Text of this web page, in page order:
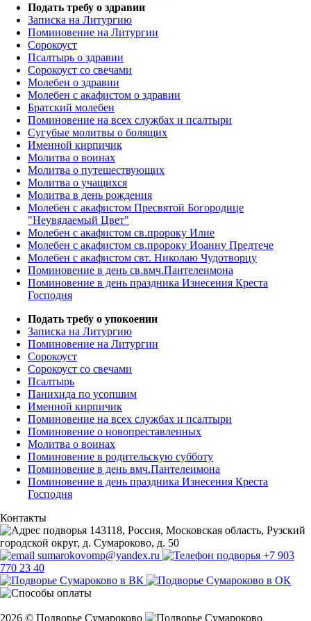
Подать требу о здравии
Записка на Литургию
Поминовение на Литургии
Сорокоуст
Псалтырь о здравии
Сорокоуст со свечами
Молебен о здравии
Молебен с акафистом о здравии
Братский молебен
Поминовение на всех службах и псалтыри
Сугубые молитвы о болящих
Именной кирпичик
Молитва о воинах
Молитва о путешествующих
Молитва о учащихся
Молитва в день рождения
Молебен с акафистом Пресвятой Богородице
"Неувядаемый Цвет"
Молебен с акафистом св.пророку Илие
Молебен с акафистом св.пророку Иоанну Предтече
Молебен с акафистом свт. Николаю Чудотворцу
Поминовение в день св.вмч.Пантелеимона
Поминовение в день праздника Изнесения Креста
Господня
Подать требу о упокоении
Записка на Литургию
Поминовение на Литургии
Сорокоуст
Сорокоуст со свечами
Псалтырь
Панихида по усопшим
Именной кирпичик
Поминовение на всех службах и псалтыри
Поминовение о новопреставленных
Молитва о воинах
Поминовение в родительскую субботу
Поминовение в день вмч.Пантелеимона
Поминовение в день праздника Изнесения Креста
Господня
Контакты
143118, Россия, Московская область, Рузский
городской округ, д. Сумароково, д. 50
sumarokovomp@yandex.ru
+7 903
770 23 40
2026 © Подворье Сумароково